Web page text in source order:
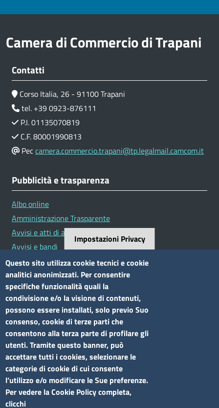
Camera di Commercio di Trapani
Contatti
Corso Italia, 26 - 91100 Trapani
tel. +39 0923-876111
P.I. 01135070819
C.F. 80001990813
Peccamera.commercio.trapani@tp.legalmail.camcom.it
Pubblicità e trasparenza
Albo online
Amministrazione Trasparente
Avvisi e atti di altre Amministrazioni
Avvisi e bandi
Bandi di concorso
Siti tematici
Elenco siti tematici
Seguici su
Sito web
Impostazioni Privacy
Questo sito utilizza cookie tecnici e cookie
analitici anonimizzati. Per consentire
specifiche funzionalità quali la
condivisione e/o la visione di contenuti,
possono essere installati, solo previo Suo
consenso, cookie di terze parti che
consentono alla terza parte di profilare gli
utenti. Tramite questo banner, può
accettare tutti i cookies, selezionare le
categorie di cookie di cui consente
l’utilizzo e/o modificare le Sue preferenze.
Per vedere la Cookie Policy completa,
clicchi